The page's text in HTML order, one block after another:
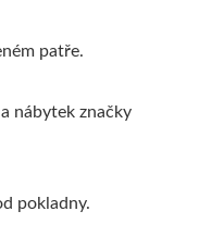
patře.
nábytek značky
pokladny.